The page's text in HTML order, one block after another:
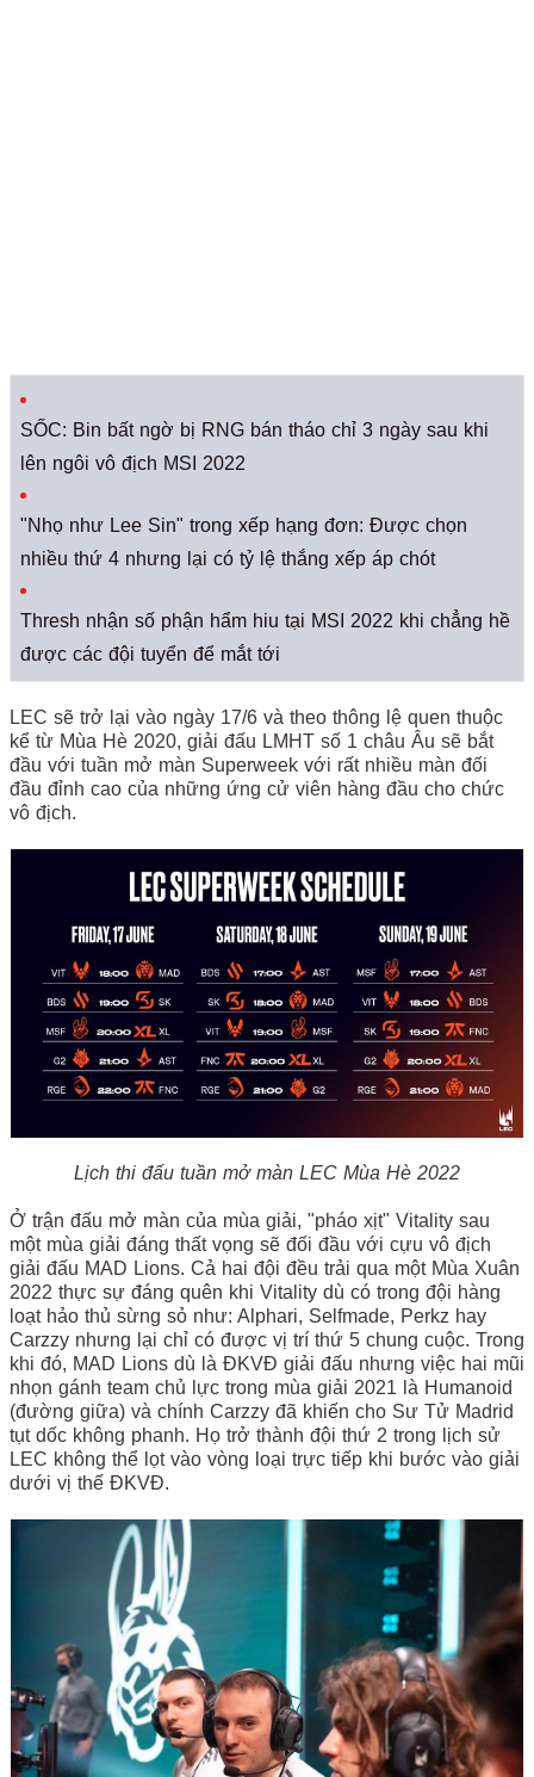
SỐC: Bin bất ngờ bị RNG bán tháo chỉ 3 ngày sau khi
lên ngôi vô địch MSI 2022
"Nhọ như Lee Sin" trong xếp hạng đơn: Được chọn
nhiều thứ 4 nhưng lại có tỷ lệ thắng xếp áp chót
Thresh nhận số phận hẩm hiu tại MSI 2022 khi chẳng hề
được các đội tuyển để mắt tới
LEC sẽ trở lại vào ngày 17/6 và theo thông lệ quen thuộc
kể từ Mùa Hè 2020, giải đấu LMHT số 1 châu Âu sẽ bắt
đầu với tuần mở màn Superweek với rất nhiều màn đối
đầu đỉnh cao của những ứng cử viên hàng đầu cho chức
vô địch.
Lịch thi đấu tuần mở màn LEC Mùa Hè 2022
Ở trận đấu mở màn của mùa giải, "pháo xịt" Vitality sau
một mùa giải đáng thất vọng sẽ đối đầu với cựu vô địch
giải đấu MAD Lions. Cả hai đội đều trải qua một Mùa Xuân
2022 thực sự đáng quên khi Vitality dù có trong đội hàng
loạt hảo thủ sừng sỏ như: Alphari, Selfmade, Perkz hay
Carzzy nhưng lại chỉ có được vị trí thứ 5 chung cuộc. Trong
khi đó, MAD Lions dù là ĐKVĐ giải đấu nhưng việc hai mũi
nhọn gánh team chủ lực trong mùa giải 2021 là Humanoid
(đường giữa) và chính Carzzy đã khiến cho Sư Tử Madrid
tụt dốc không phanh. Họ trở thành đội thứ 2 trong lịch sử
LEC không thể lọt vào vòng loại trực tiếp khi bước vào giải
dưới vị thế ĐKVĐ.